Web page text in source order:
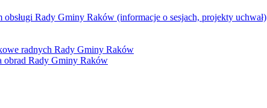
obsługi Rady Gminy Raków (informacje o sesjach, projekty uchwał)
radnych Rady Gminy Raków
obrad Rady Gminy Raków